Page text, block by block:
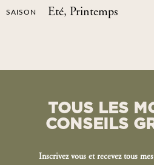
SAISON Eté, Printemps
TOUS LES
CONSEILS
Inscrivez vous et recevez tous